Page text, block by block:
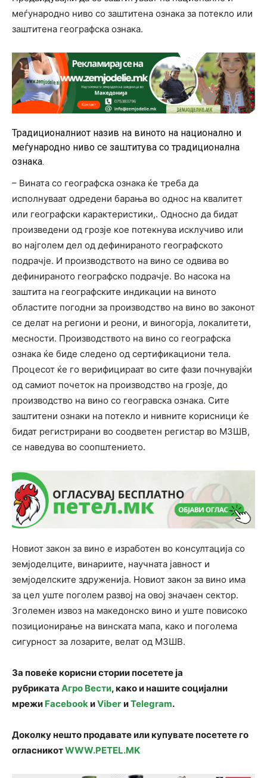
меѓународно ниво со заштитена ознака за потекло или
заштитена географска ознака.
Традиционалниот назив на виното на национално и
меѓународно ниво се заштитува со традиционална
ознака.
– Вината со географска ознака ќе треба да
исполнуваат одредени барања во однос на квалитет
или географски карактеристики,. Односно да бидат
произведени од грозје кое потекнува исклучиво или
во најголем дел од дефинираното географското
подрачје. И производството на вино се одвива во
дефинираното географско подрачје. Во насока на
заштита на географските индикации на виното
областите погодни за производство на вино во законот
се делат на региони и реони, и виногорја, локалитети,
месности. Производството на вино со географска
ознака ќе биде следено од сертификациони тела.
Процесот ќе го верифицираат во сите фази почнувајќи
од самиот почеток на производство на грозје, до
производство на вино со геогравска ознака. Сите
заштитени ознаки на потекло и нивните корисници ќе
бидат регистрирани во соодветен регистар во МЗШВ,
се наведува во соопштението.
Новиот закон за вино е изработен во консултација со
земјоделците, винариите, научната јавност и
земјоделските здруженија. Новиот закон за вино има
за цел уште поголем развој на овој значаен сектор.
Зголемен извоз на македонско вино и уште повисоко
позиционирање на винската мапа, како и поголема
сигурност за лозарите, велат од МЗШВ.
За повеќе корисни стории посетете ја
рубриката Агро Вести, како и нашите социјални
мрежи FacebookиViber иTelegram.
Доколку нешто продавате или купувате посетете го
огласникотWWW.PETEL.MK